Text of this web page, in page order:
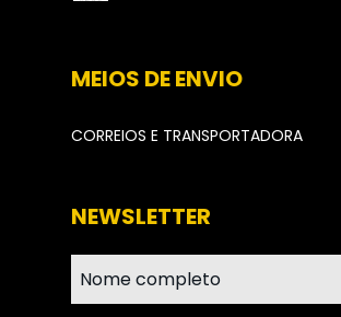
MEIOS DE ENVIO
CORREIOS E TRANSPORTADORA
NEWSLETTER